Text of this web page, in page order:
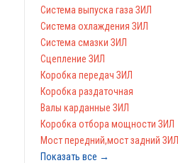
Система выпуска газа ЗИЛ
Система охлаждения ЗИЛ
Система смазки ЗИЛ
Сцепление ЗИЛ
Коробка передач ЗИЛ
Коробка раздаточная
Валы карданные ЗИЛ
Коробка отбора мощности ЗИЛ
Мост передний,мост задний ЗИЛ
Показать все →